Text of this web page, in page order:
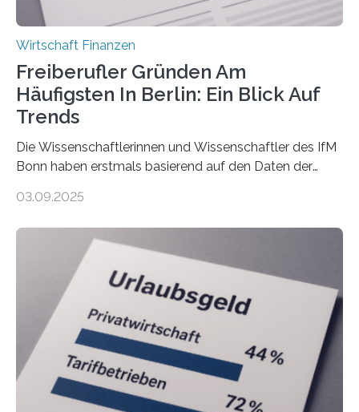
Wirtschaft Finanzen
Freiberufler Gründen Am
Häufigsten In Berlin: Ein Blick Auf
Trends
Die Wissenschaftlerinnen und Wissenschaftler des IfM
Bonn haben erstmals basierend auf den Daten der
Landkreise mit den meisten Gründungen von
ist demnach Berlin. Betrachtet man nur die Gründungen
der Freiberuflerinnen, so liegt Leipzig an der Spitze. In
Berlin starteten in 2024 die meisten Personen in eine
eigene freiberufliche Existenz, dahinter folgten die
Städte Hamburg, München und Köln. Betrachtet man
hingegen die Existenzgründungsintensität – die Anzahl
der freiberuflichen Gründungen je…
03.09.2025